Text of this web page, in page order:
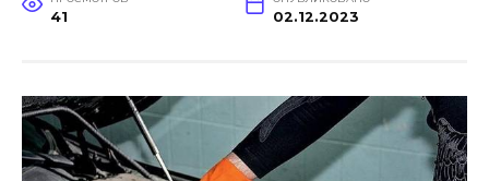
41 02.12.2023